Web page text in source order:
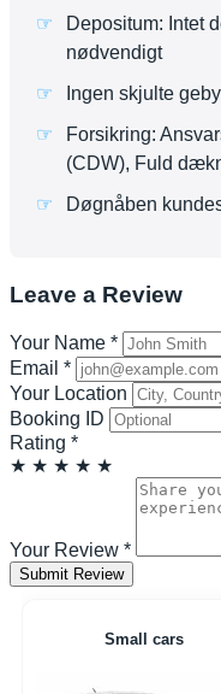
Depositum: Intet
nødvendigt
Ingen skjulte
Forsikring:
(CDW), Fuld
Døgnåben
Leave a Review
Your Name *
Email *
Your Location
Booking ID
Rating *
★ ★ ★ ★ ★
Your Review *
Submit Review
Small cars